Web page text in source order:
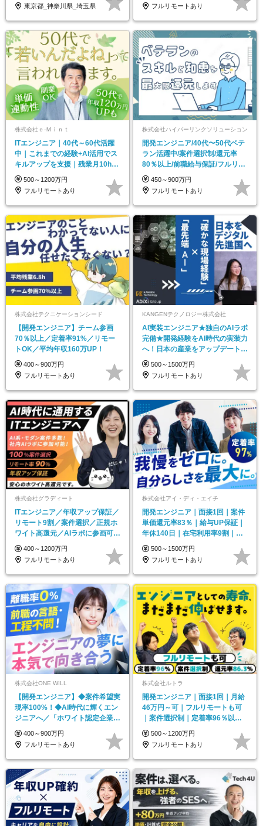
東京都_神奈川県_埼玉県
フルリモートあり
株式会社ｅ‐Ｍｉｎｔ
ITエンジニア｜40代～60代活躍
中｜これまでの経験+AI活用でス
キルアップを支援｜残業月10h｜
副業OK
500～1200万円
フルリモートあり
株式会社ハイパーリンクソリューション
開発エンジニア/40代〜50代ベテ
ラン活躍中/案件選択制/還元率
80％以上/前職給与保証/フルリモ
メイン
450～900万円
フルリモートあり
株式会社テクニケーションシード
【開発エンジニア】チーム参画
70％以上／定着率91%／リモー
トOK／平均年収160万UP！
400～900万円
フルリモートあり
KANGENテクノロジー株式会社
AI実装エンジニア★独自のAIラボ
完備★開発経験をAI時代の実装力
へ！日本の産業をアップデートし
よう
500～1500万円
フルリモートあり
株式会社グラディート
ITエンジニア／年収アップ保証／
リモート9割／案件選択／正規ホ
ワイト高還元／AIラボに参画可
能！
400～1200万円
フルリモートあり
株式会社アイ・ディ・エイチ
開発エンジニア｜面接1回｜案件
単価還元率83％｜給与UP保証｜
年休140日｜在宅利用率9割｜独
立支援・副業制度
500～1500万円
フルリモートあり
株式会社ONE WILL
【開発エンジニア】◆案件希望実
現率100%！◆AI時代に輝くエン
ジニアへ／「ホワイト認定企業」
／昨年離職率0％
400～900万円
フルリモートあり
株式会社ルトラ
開発エンジニア｜面接1回｜月給
46万円～可｜フルリモートも可
｜案件選択制｜定着率96％以上
｜副業OK｜住宅手当
500～1200万円
フルリモートあり